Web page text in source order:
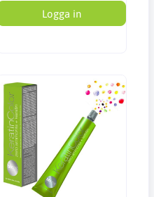
Logga in